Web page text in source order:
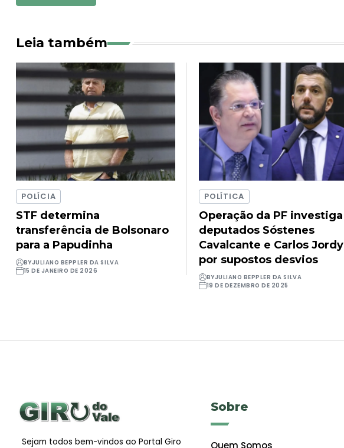
Leia também
POLÍCIA
STF determina
transferência de Bolsonaro
para a Papudinha
BYJULIANO BEPPLER DA SILVA
15 DE JANEIRO DE 2026
POLÍTICA
Operação da PF investiga
deputados Sóstenes
Cavalcante e Carlos Jordy
por supostos desvios
BYJULIANO BEPPLER DA SILVA
19 DE DEZEMBRO DE 2025
Sejam todos bem-vindos ao Portal Giro
Sobre
Quem Somos